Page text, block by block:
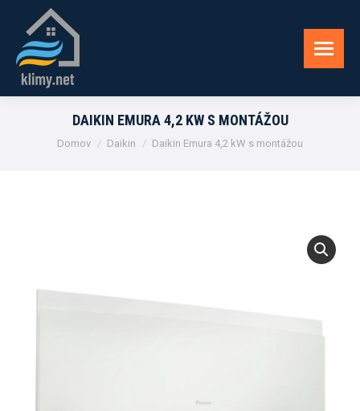
DAIKIN EMURA 4,2 KW S MONTÁŽOU
You are here:
Domov Daikin Daikin Emura 4,2 kW s montážou